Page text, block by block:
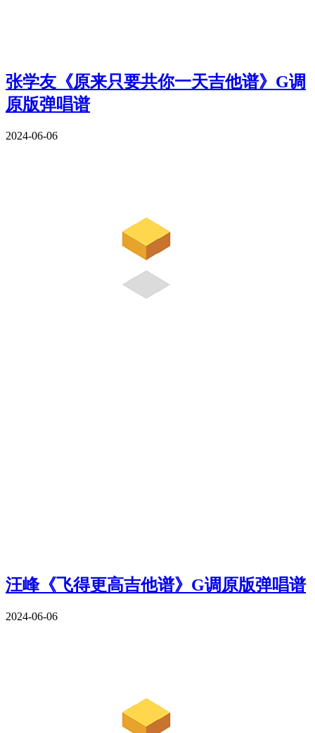
张学友《原来只要共你一天吉他谱》G调
原版弹唱谱
2024-06-06
汪峰《飞得更高吉他谱》G调原版弹唱谱
2024-06-06